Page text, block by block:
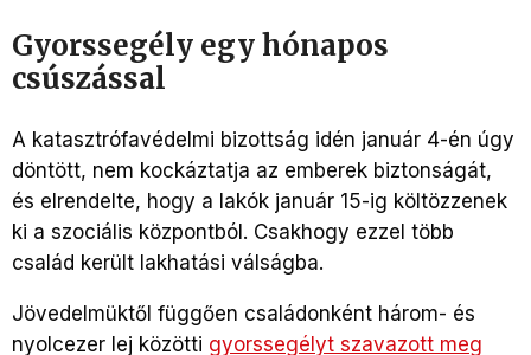
Gyorssegély egy hónapos
csúszással
A katasztrófavédelmi bizottság idén január 4-én úgy
döntött, nem kockáztatja az emberek biztonságát,
és elrendelte, hogy a lakók január 15-ig költözzenek
ki a szociális központból. Csakhogy ezzel több
család került lakhatási válságba.
Jövedelmüktől függően családonként három- és
nyolcezer lej közötti gyorssegélyt szavazott meg